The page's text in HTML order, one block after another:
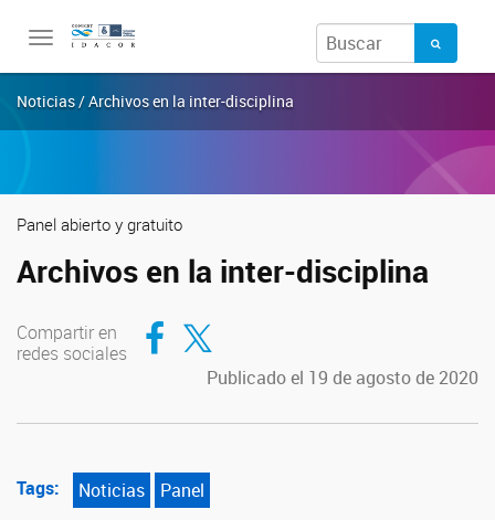
Toggle
Noticias / Archivos en la inter-disciplina
Panel abierto y gratuito
Archivos en la inter-disciplina
Compartir en
redes sociales
Compartir en Facebook
Compartir en Twitter
Publicado el 19 de agosto de 2020
Tags: Noticias Panel